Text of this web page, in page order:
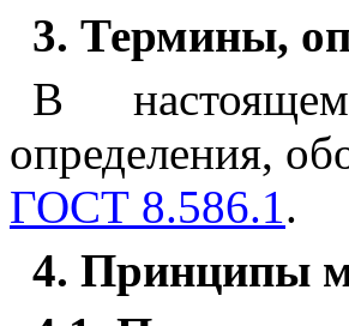
3. Термины,
В
определения,
ГОСТ 8.586.1.
4. Принципы